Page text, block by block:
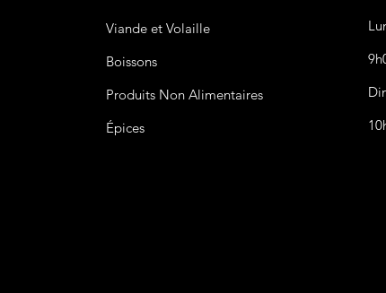
Viande et Volaille
Boissons
Produits Non Alimentaires
Épices